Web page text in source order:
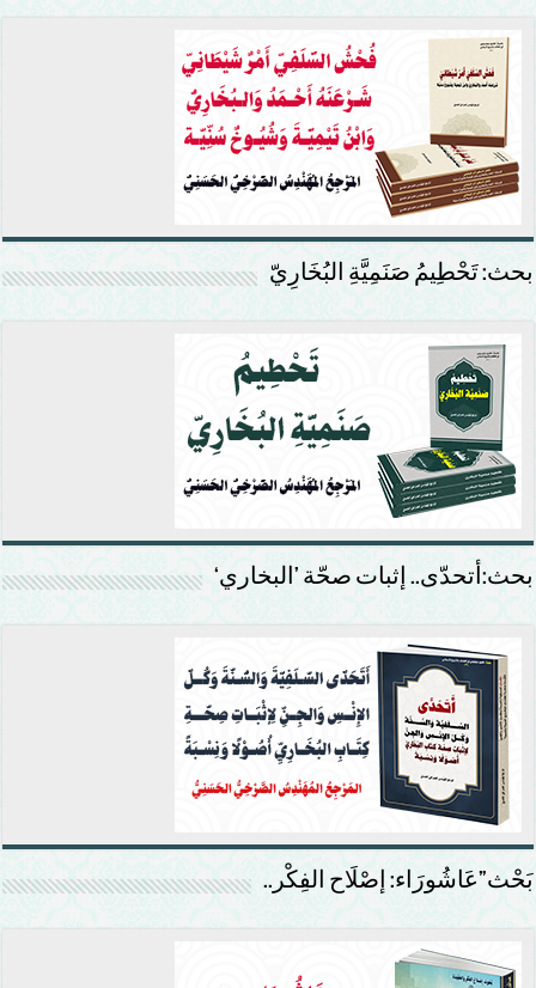
بحث: تَحْطِيمُ صَنَمِيَّةِ البُخَارِيّ
بحث:أتحدّى.. إثبات صحّة ’البخاري‘
بَحْث”عَاشُورَاء: إصْلَاح الفِكْر..